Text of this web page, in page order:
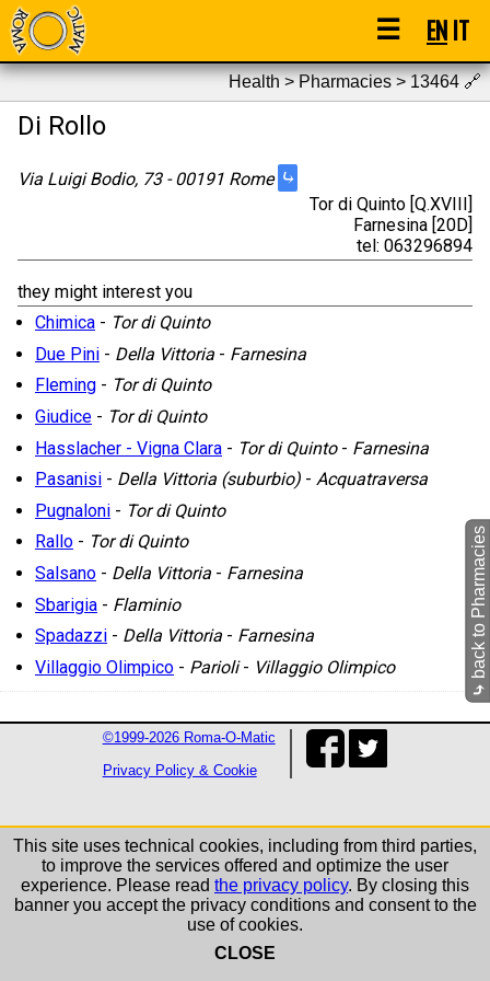
☰ ENIT
Health > Pharmacies > 13464🔗
Di Rollo
Via Luigi Bodio, 73 - 00191 Rome ⤷
Tor di Quinto [Q.XVIII]
Farnesina [20D]
tel: 063296894
they might interest you
Chimica - Tor di Quinto
Due Pini - Della Vittoria - Farnesina
Fleming - Tor di Quinto
Giudice - Tor di Quinto
Hasslacher - Vigna Clara - Tor di Quinto- Farnesina
Pasanisi - Della Vittoria (suburbio) - Acquatraversa
Pugnaloni - Tor di Quinto
Rallo - Tor di Quinto
Salsano - Della Vittoria - Farnesina
Sbarigia - Flaminio
Spadazzi - Della Vittoria - Farnesina
Villaggio Olimpico - Parioli- Villaggio Olimpico
⤷
back to Pharmacies
©1999-2026 Roma-O-Matic
Privacy Policy & Cookie
This site uses technical cookies, including from third parties,
to improve the services offered and optimize the user
experience. Please read the privacy policy. By closing this
banner you accept the privacy conditions and consent to the
use of cookies.
CLOSE